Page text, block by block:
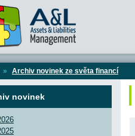
» Archiv novinek ze světa financí
novinek